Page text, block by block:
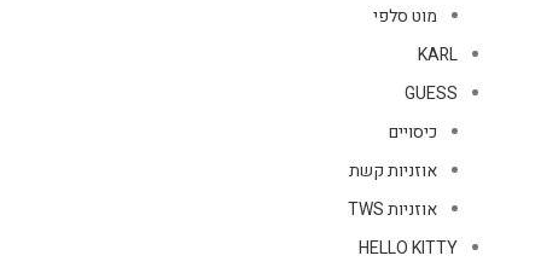
מוט סלפי
KARL
GUESS
כיסויים
אוזניות קשת
אוזניות TWS
HELLO KITTY